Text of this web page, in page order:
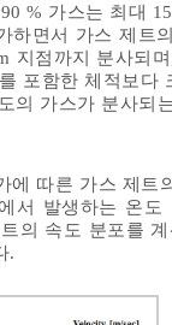
% 가스는 최대
하면서 가스 제
지점까지 분사되
포함한 체적보
의 가스가 분사되
에 따른 가스 제
서 발생하는 온
의 속도 분포를
.